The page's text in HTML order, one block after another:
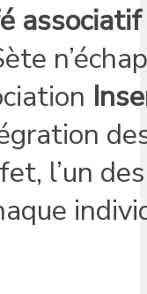
associatif
l’un